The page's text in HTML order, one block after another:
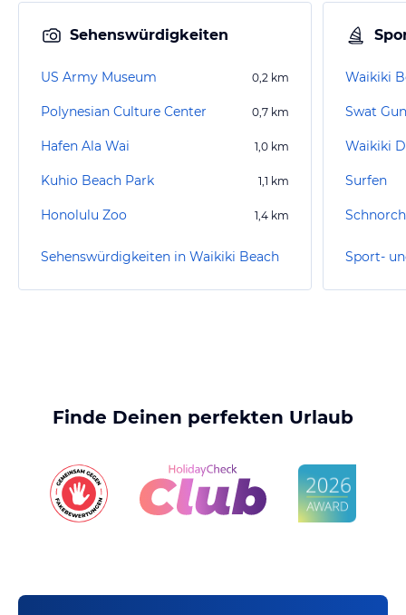
Sehenswürdigkeiten
US Army Museum 0,2 km
Polynesian Culture Center 0,7 km
Hafen Ala Wai 1,0 km
Kuhio Beach Park 1,1 km
Honolulu Zoo 1,4 km
Sehenswürdigkeiten in Waikiki Beach
Waikiki
Swat
Waikiki
Surfen
Finde Deinen perfekten Urlaub